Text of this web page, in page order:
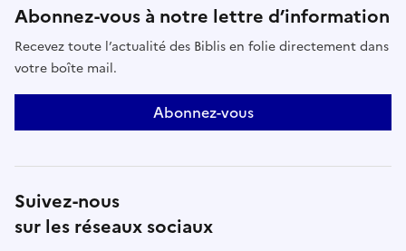
Abonnez-vous à notre lettre d’information
Recevez toute l’actualité des Biblis en folie directement dans
votre boîte mail.
Abonnez-vous
Suivez-nous
sur les réseaux sociaux